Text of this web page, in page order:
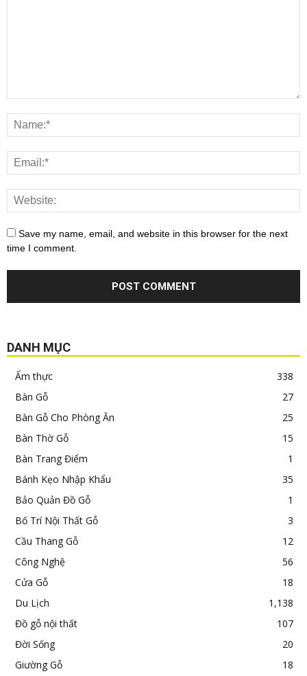
Save my name, email, and website in this browser for the next
time I comment.
DANH MỤC
Ẩm thực
338
Bàn Gỗ
27
Bàn Gỗ Cho Phòng Ăn
25
Bàn Thờ Gỗ
15
Bàn Trang Điểm
1
Bánh Kẹo Nhập Khẩu
35
Bảo Quản Đồ Gỗ
1
Bố Trí Nội Thất Gỗ
3
Cầu Thang Gỗ
12
Công Nghệ
56
Cửa Gỗ
18
Du Lịch
1,138
Đồ gỗ nội thất
107
Đời Sống
20
Giường Gỗ
18